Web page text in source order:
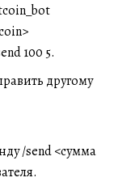
100 5.
другому
/send <сумма